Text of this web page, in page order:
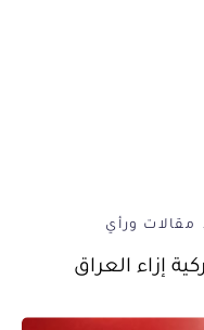
مقالات ورأي
إزاء العراق